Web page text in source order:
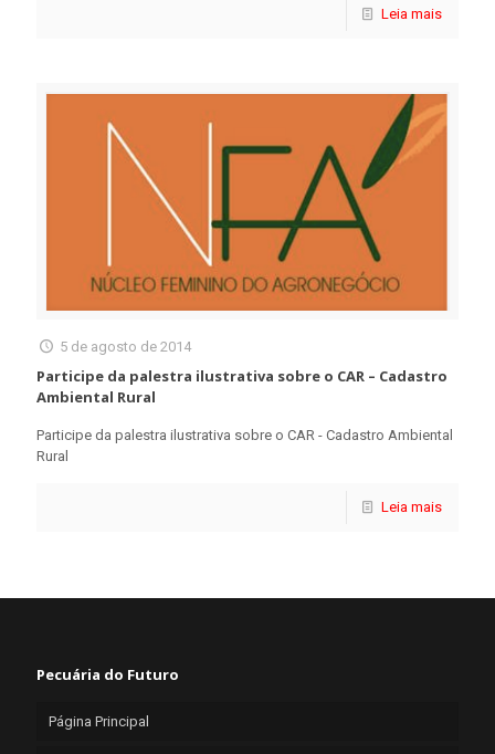
Leia mais
5 de agosto de 2014
Participe da palestra ilustrativa sobre o CAR – Cadastro
Ambiental Rural
Participe da palestra ilustrativa sobre o CAR - Cadastro Ambiental
Rural
Leia mais
Pecuária do Futuro
Página Principal